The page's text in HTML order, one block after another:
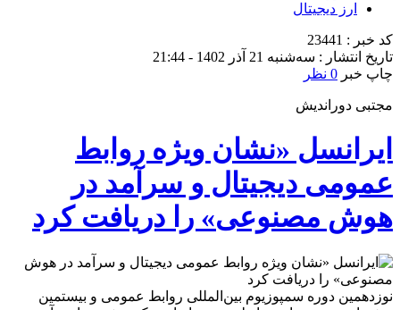
ارز دیجیتال
کد خبر : 23441
تاریخ انتشار : سه‌شنبه 21 آذر 1402 - 21:44
چاپ خبر 0 نظر
مجتبی دوراندیش
ایرانسل «نشان ویژه روابط
عمومی دیجیتال و سرآمد در
هوش مصنوعی» را دریافت کرد
نوزدهمین دوره سمپوزیوم بین‌المللی روابط‌ عمومی و بیستمین